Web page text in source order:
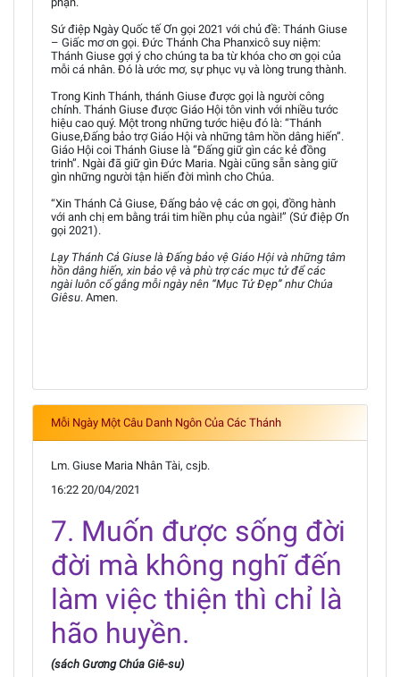
Sứ điệp Ngày Quốc tế Ơn gọi 2021 với chủ đề: Thánh Giuse
– Giấc mơ ơn gọi. Đức Thánh Cha Phanxicô suy niệm:
Thánh Giuse gợi ý cho chúng ta ba từ khóa cho ơn gọi của
mỗi cá nhân. Đó là ước mơ, sự phục vụ và lòng trung thành.
Trong Kinh Thánh, thánh Giuse được gọi là người công
chính. Thánh Giuse được Giáo Hội tôn vinh với nhiều tước
hiệu cao quý. Một trong những tước hiệu đó là: “Thánh
Giuse,Đấng bảo trợ Giáo Hội và những tâm hồn dâng hiến”.
Giáo Hội coi Thánh Giuse là “Đấng giữ gìn các kẻ đồng
trinh”. Ngài đã giữ gìn Đức Maria. Ngài cũng sẵn sàng giữ
gìn những người tận hiến đời mình cho Chúa.
“Xin Thánh Cả Giuse, Đấng bảo vệ các ơn gọi, đồng hành
với anh chị em bằng trái tim hiền phụ của ngài!” (Sứ điệp Ơn
gọi 2021).
Lạy Thánh Cả Giuse là Đấng bảo vệ Giáo Hội và những tâm
hồn dâng hiến, xin bảo vệ và phù trợ các mục tử để các
ngài luôn cố gắng mỗi ngày nên “Mục Tử Đẹp” như Chúa
Giêsu. Amen.
Mỗi Ngày Một Câu Danh Ngôn Của Các Thánh
Lm. Giuse Maria Nhân Tài, csjb.
16:22 20/04/2021
7. Muốn được sống đời
đời mà không nghĩ đến
làm việc thiện thì chỉ là
hão huyền.
(sách Gương Chúa Giê-su)